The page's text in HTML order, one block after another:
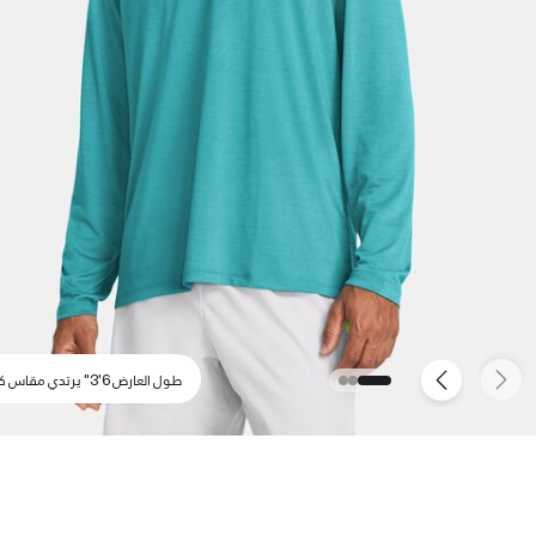
طول العارض 6'3" يرتدي مقاس كبير